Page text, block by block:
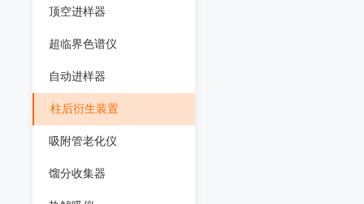
顶空进样器
超临界色谱仪
自动进样器
柱后衍生装置
吸附管老化仪
馏分收集器